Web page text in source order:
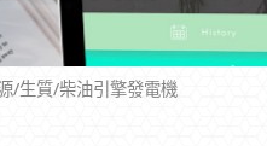
/生質/柴油引擎發電機